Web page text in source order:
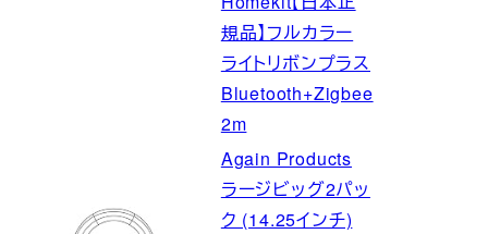
規品】フルカラー
ライトリボンプラス
Bluetooth+Zigbee
2m
Again Products
ラージビッグ2パッ
ク (14.25インチ)